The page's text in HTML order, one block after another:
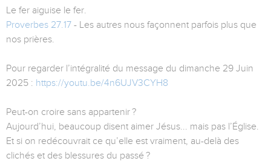
Le fer aiguise le fer.
Proverbes 27.17 - Les autres nous façonnent parfois plus que
nos prières.
Pour regarder l’intégralité du message du dimanche 29 Juin
2025 : https://youtu.be/4n6UJV3CYH8
Peut-on croire sans appartenir ?
Aujourd’hui, beaucoup disent aimer Jésus... mais pas l’Église.
Et si on redécouvrait ce qu’elle est vraiment, au-delà des
clichés et des blessures du passé ?